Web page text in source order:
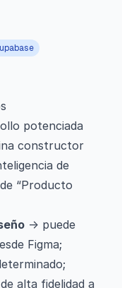
potenciada
constructor
de
“Producto
→ puede
Figma;
alta fidelidad a